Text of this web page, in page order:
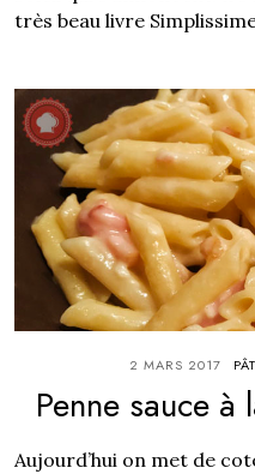
très beau livre
2 MARS 2017
Penne sauce
Aujourd’hui on met de